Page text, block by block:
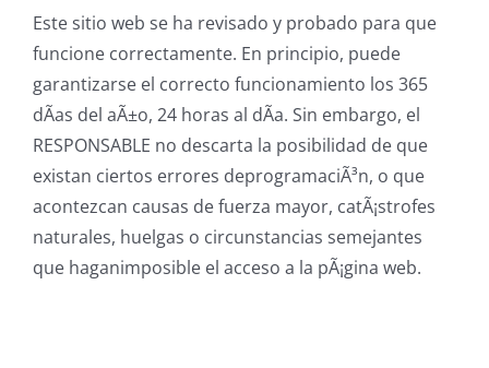
Este sitio web se ha revisado y probado para que
funcione correctamente. En principio, puede
garantizarse el correcto funcionamiento los 365
dÃ­as del aÃ±o, 24 horas al dÃ­a. Sin embargo, el
RESPONSABLE no descarta la posibilidad de que
existan ciertos errores deprogramaciÃ³n, o que
acontezcan causas de fuerza mayor, catÃ¡strofes
naturales, huelgas o circunstancias semejantes
que haganimposible el acceso a la pÃ¡gina web.